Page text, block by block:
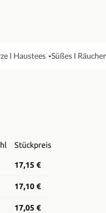
I Haustees Süßes I
Stückpreis
17,15 €
17,10 €
17,05 €